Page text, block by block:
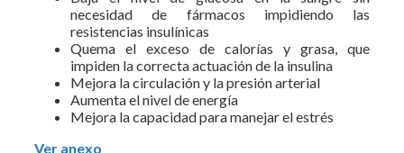
necesidad de fármacos impidiendo las
resistencias insulínicas
Quema el exceso de calorías y grasa, que
impiden la correcta actuación de la insulina
Mejora la circulación y la presión arterial
Aumenta el nivel de energía
Mejora la capacidad para manejar el estrés
Ver anexo